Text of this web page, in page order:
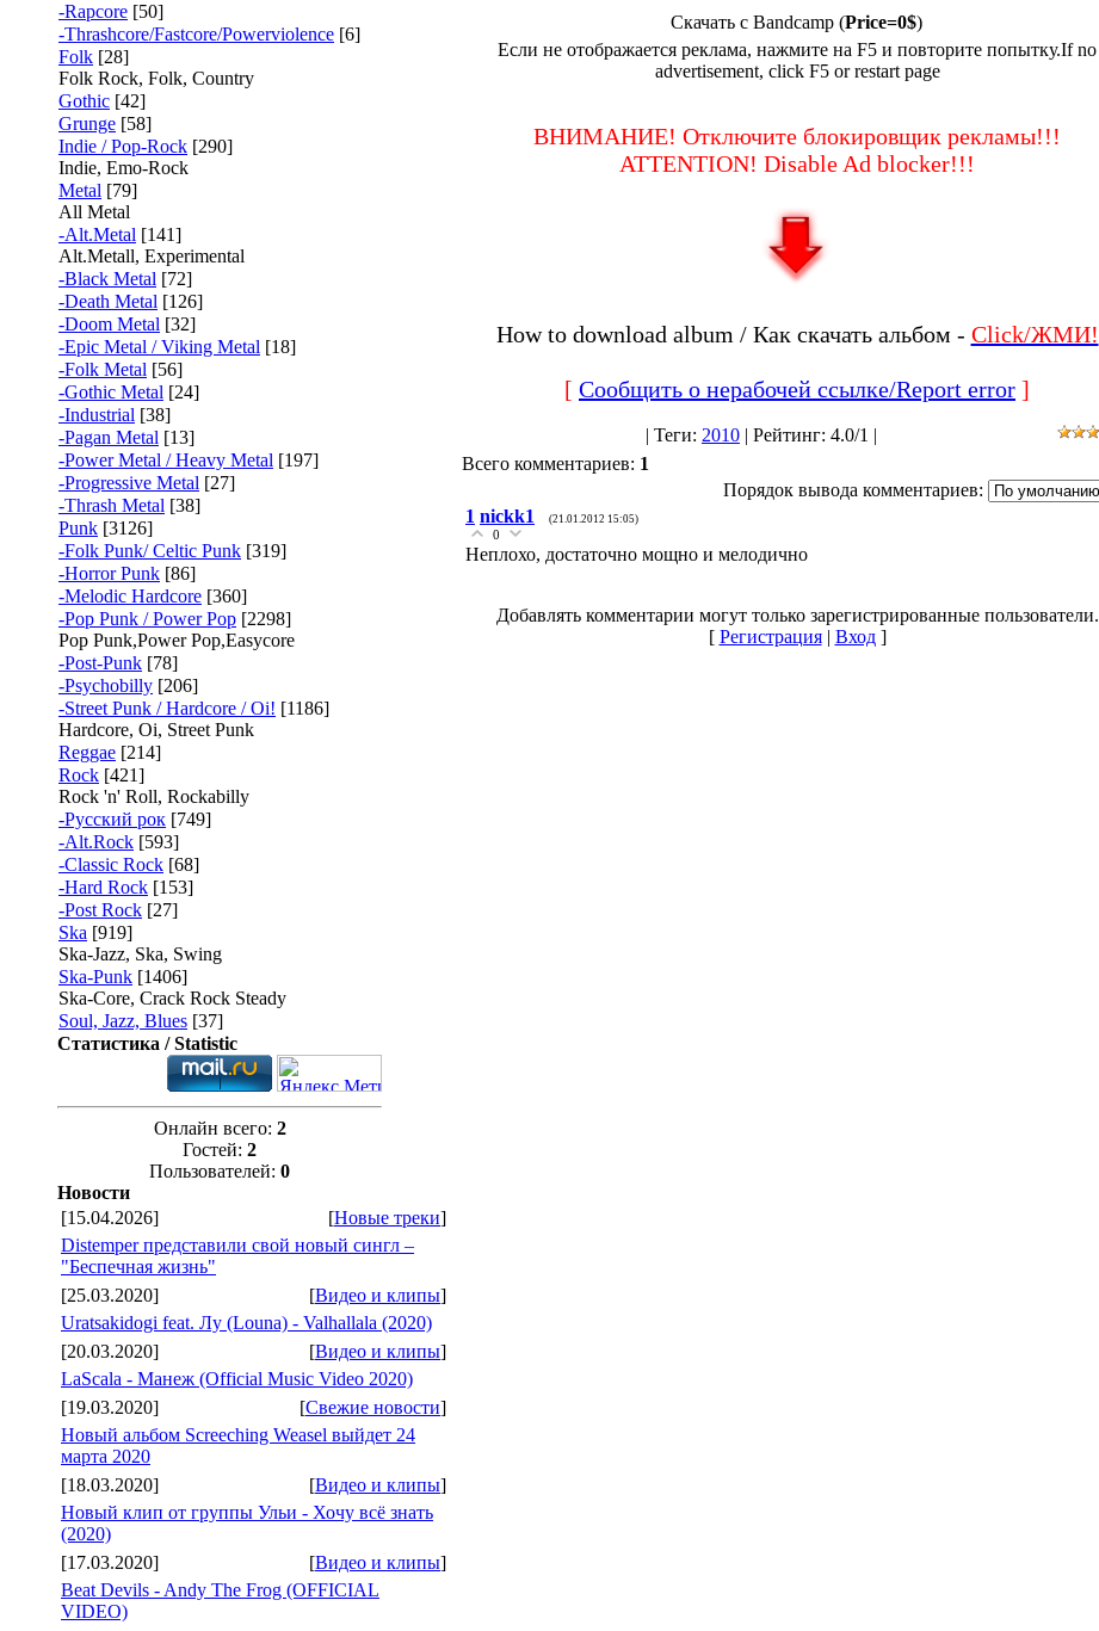
-Rapcore [50]
-Thrashcore/Fastcore/Powerviolence [6]
Folk [28]
Folk Rock, Folk, Country
Gothic [42]
Grunge [58]
Indie / Pop-Rock [290]
Indie, Emo-Rock
Metal [79]
All Metal
-Alt.Metal [141]
Alt.Metall, Experimental
-Black Metal [72]
-Death Metal [126]
-Doom Metal [32]
-Epic Metal / Viking Metal [18]
-Folk Metal [56]
-Gothic Metal [24]
-Industrial [38]
-Pagan Metal [13]
-Power Metal / Heavy Metal [197]
-Progressive Metal [27]
-Thrash Metal [38]
Punk [3126]
-Folk Punk/ Celtic Punk [319]
-Horror Punk [86]
-Melodic Hardcore [360]
-Pop Punk / Power Pop [2298]
Pop Punk,Power Pop,Easycore
-Post-Punk [78]
-Psychobilly [206]
-Street Punk / Hardcore / Oi! [1186]
Hardcore, Oi, Street Punk
Reggae [214]
Rock [421]
Rock 'n' Roll, Rockabilly
-Русский рок [749]
-Alt.Rock [593]
-Classic Rock [68]
-Hard Rock [153]
-Post Rock [27]
Ska [919]
Ska-Jazz, Ska, Swing
Ska-Punk [1406]
Ska-Core, Crack Rock Steady
Soul, Jazz, Blues [37]
Статистика / Statistic
Онлайн всего: 2
Гостей: 2
Пользователей: 0
Новости
[15.04.2026]
[Новые треки]
Distemper представили свой новый сингл –
"Беспечная жизнь"
[25.03.2020]
[Видео и клипы]
Uratsakidogi feat. Лу (Louna) - Valhallala (2020)
[20.03.2020]
[Видео и клипы]
LaScala - Манеж (Official Music Video 2020)
[19.03.2020]
[Свежие новости]
Новый альбом Screeching Weasel выйдет 24
марта 2020
[18.03.2020]
[Видео и клипы]
Новый клип от группы Ульи - Хочу всё знать
(2020)
[17.03.2020]
[Видео и клипы]
Beat Devils - Andy The Frog (OFFICIAL
VIDEO)
Скачать с Bandcamp (Price=0$)
Если не отображается реклама, нажмите на F5 и повторите попытку.If no
advertisement, click F5 or restart page
ВНИМАНИЕ! Отключите блокировщик рекламы!!!
ATTENTION! Disable Ad blocker!!!
How to download album / Как скачать альбом - Click/ЖМИ!
[ Сообщить о нерабочей ссылке/Report error ]
| Теги: 2010 | Рейтинг: 4.0/1 |
Всего комментариев: 1
Порядок вывода комментариев:
1 nickk1 (21.01.2012 15:05)
0
Неплохо, достаточно мощно и мелодично
Добавлять комментарии могут только зарегистрированные пользователи.
[ Регистрация| Вход]